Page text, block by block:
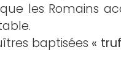
les Romains
baptisées «